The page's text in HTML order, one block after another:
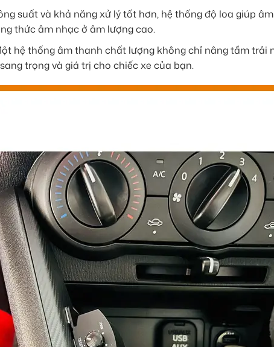
suất và khả năng xử lý tốt hơn, hệ thống độ loa giúp
thức âm nhạc ở âm lượng cao.
hệ thống âm thanh chất lượng không chỉ nâng tầm trải
trọng và giá trị cho chiếc xe của bạn.